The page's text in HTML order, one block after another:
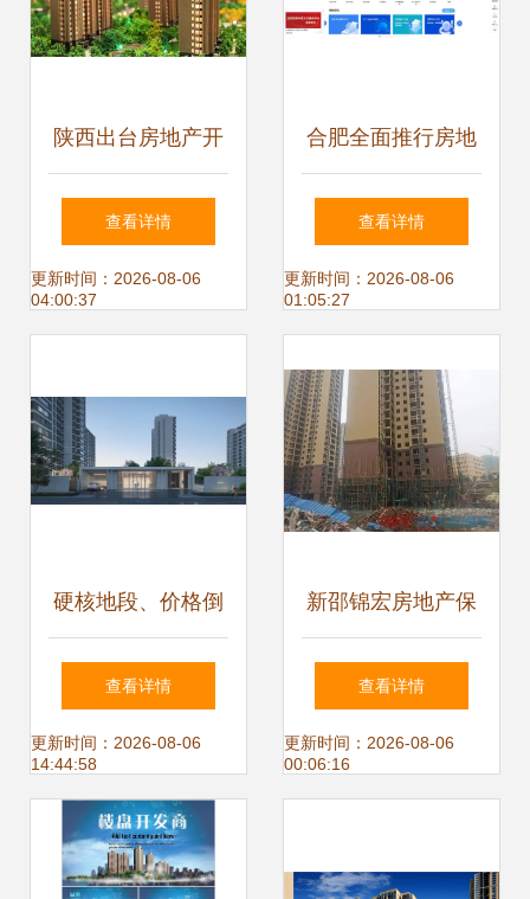
陕西出台房地产开
发企业资质管理新
规 规范经营行为
查看详情
更新时间：2026-08-06
04:00:37
合肥全面推行房地
产开发企业资质电
子证照 提升物业管
查看详情
更新时间：2026-08-06
01:05:27
硬核地段、价格倒
挂、北五环三面宽
神户型震撼全场，
京城买房人的终极
答案来了
查看详情
更新时间：2026-08-06
14:44:58
新邵锦宏房地产保
交楼
查看详情
更新时间：2026-08-06
00:06:16